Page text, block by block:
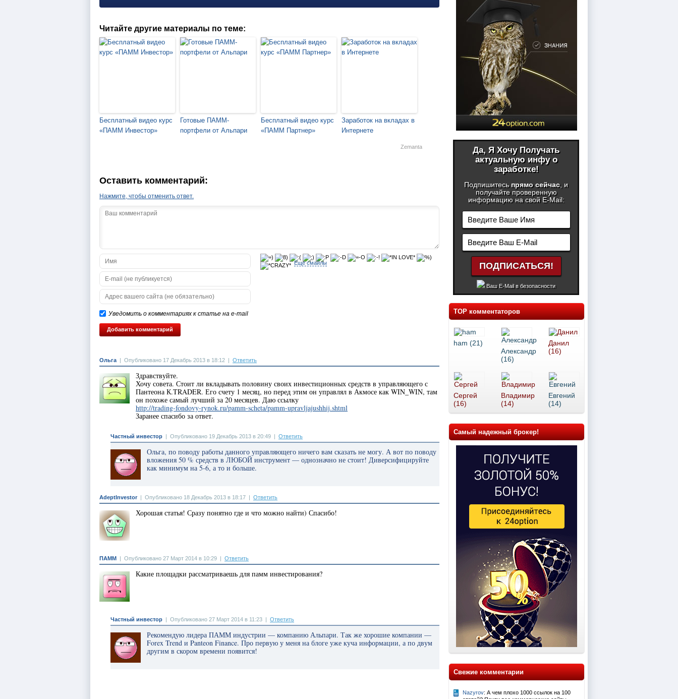
Читайте другие материалы по теме:
Бесплатный видео курс
«ПАММ Инвестор»
Готовые ПАММ-
портфели от Альпари
Бесплатный видео курс
«ПАММ Партнер»
Заработок на вкладах в
Интернете
Zemanta
Оставить комментарий:
Нажмите, чтобы отменить ответ.
Еще смайлы
Уведомить о комментариях к статье на e-mail
Ольга | Опубликовано 17 Декабрь 2013 в 18:12 | Ответить
Здравствуйте.
Хочу совета. Стоит ли вкладывать половину своих инвестиционных средств в управляющего с
Пантеона К.TRADER. Его счету 1 месяц, но перед этим он управлял в Акмосе как WIN_WIN, там
он похоже самый лучший за 20 месяцев. Даю ссылку
http://trading-fondovy-rynok.ru/pamm-scheta/pamm-upravljajushhij.shtml
Заранее спасибо за ответ.
Частный инвестор | Опубликовано 19 Декабрь 2013 в 20:49 | Ответить
Ольга, по поводу работы данного управляющего ничего вам сказать не могу. А вот по поводу
вложения 50 % средств в ЛЮБОЙ инструмент — однозначно не стоит! Диверсифицируйте
как минимум на 5-6, а то и больше.
AdeptInvestor| Опубликовано 18 Декабрь 2013 в 18:17 | Ответить
Хорошая статья! Сразу понятно где и что можно найти) Спасибо!
ПАММ | Опубликовано 27 Март 2014 в 10:29 | Ответить
Какие площадки рассматриваешь для памм инвестирования?
Частный инвестор | Опубликовано 27 Март 2014 в 11:23 | Ответить
Рекомендую лидера ПАММ индустрии — компанию Альпари. Так же хорошие компании —
Forex Trend и Panteon Finance. Про первую у меня на блоге уже куча информации, а по двум
другим в скором времени появится!
Да, Я Хочу Получать
актуальную инфу о
заработке!
Подпишитесь прямо сейчас, и
получайте проверенную
информацию на свой E-Mail:
Ваш E-Mail в безопасности
TOP комментаторов
ham (21)
Александр
(16)
Данил
(16)
Сергей
(16)
Владимир
(14)
Евгений
(14)
Самый надежный брокер!
Свежие комментарии
Nazyrov: А чем плохо 1000 ссылок на 100